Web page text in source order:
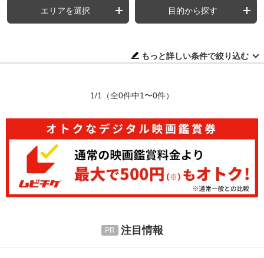
エリアを選択 目的から探す
もっと詳しい条件で絞り込む
1/1 （全0件中1〜0件）
注目情報